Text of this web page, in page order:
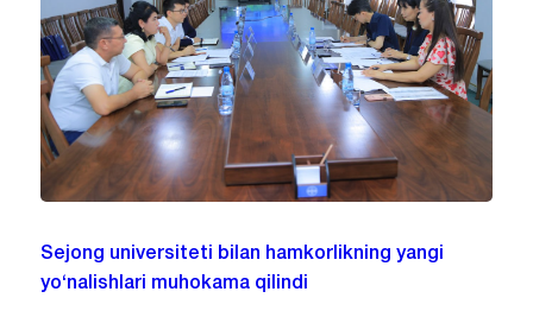
Sejong universiteti bilan hamkorlikning yangi
yo‘nalishlari muhokama qilindi